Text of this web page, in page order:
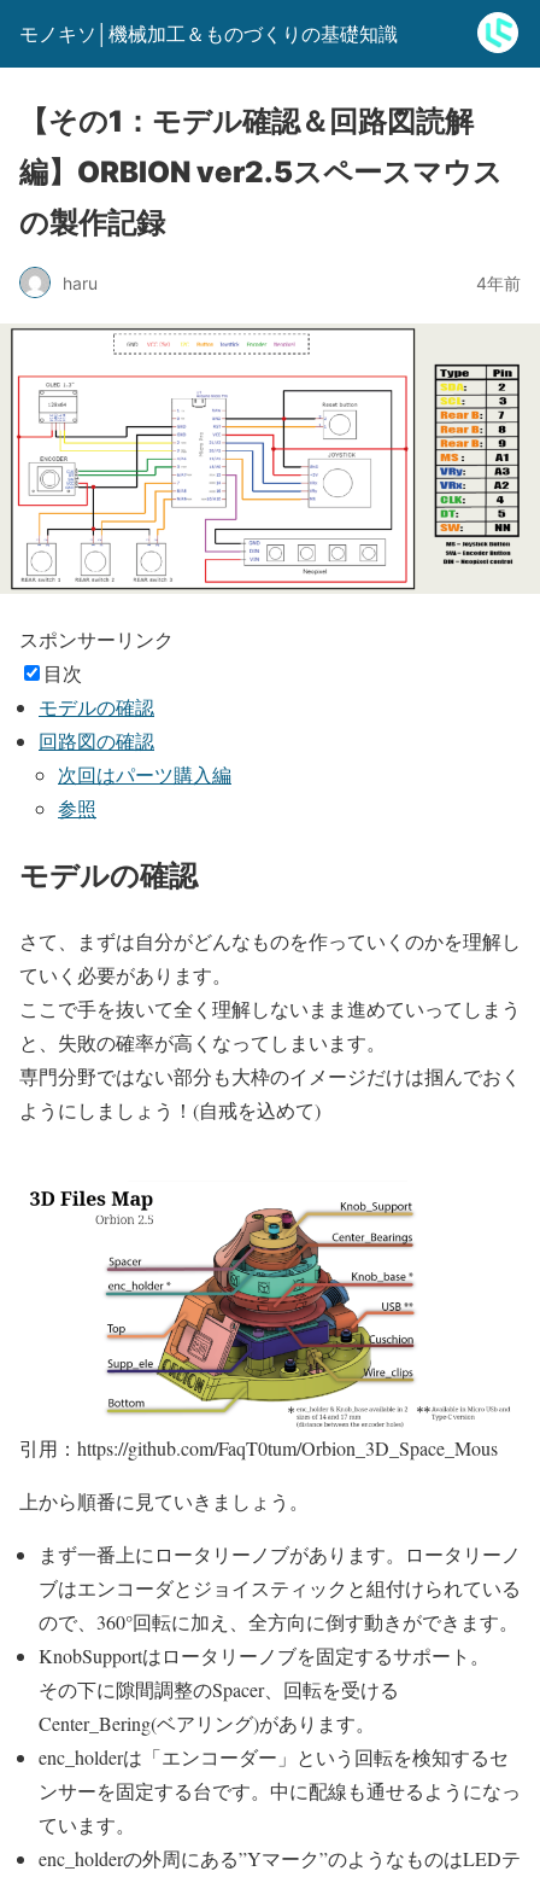
モノキソ│機械加工＆ものづくりの基礎知識
【その1：モデル確認＆回路図読解
編】ORBION ver2.5スペースマウス
の製作記録
haru 4年前
スポンサーリンク
目次
モデルの確認
回路図の確認
次回はパーツ購入編
参照
モデルの確認
さて、まずは自分がどんなものを作っていくのかを理解し
ていく必要があります。
ここで手を抜いて全く理解しないまま進めていってしまう
と、失敗の確率が高くなってしまいます。
専門分野ではない部分も大枠のイメージだけは掴んでおく
ようにしましょう！(自戒を込めて)
引用：https://github.com/FaqT0tum/Orbion_3D_Space_Mous
上から順番に見ていきましょう。
まず一番上にロータリーノブがあります。ロータリーノ
ブはエンコーダとジョイスティックと組付けられている
ので、360°回転に加え、全方向に倒す動きができます。
KnobSupportはロータリーノブを固定するサポート。
その下に隙間調整のSpacer、回転を受ける
Center_Bering(ベアリング)があります。
enc_holderは「エンコーダー」という回転を検知するセ
ンサーを固定する台です。中に配線も通せるようになっ
ています。
enc_holderの外周にある”Yマーク”のようなものはLEDテ